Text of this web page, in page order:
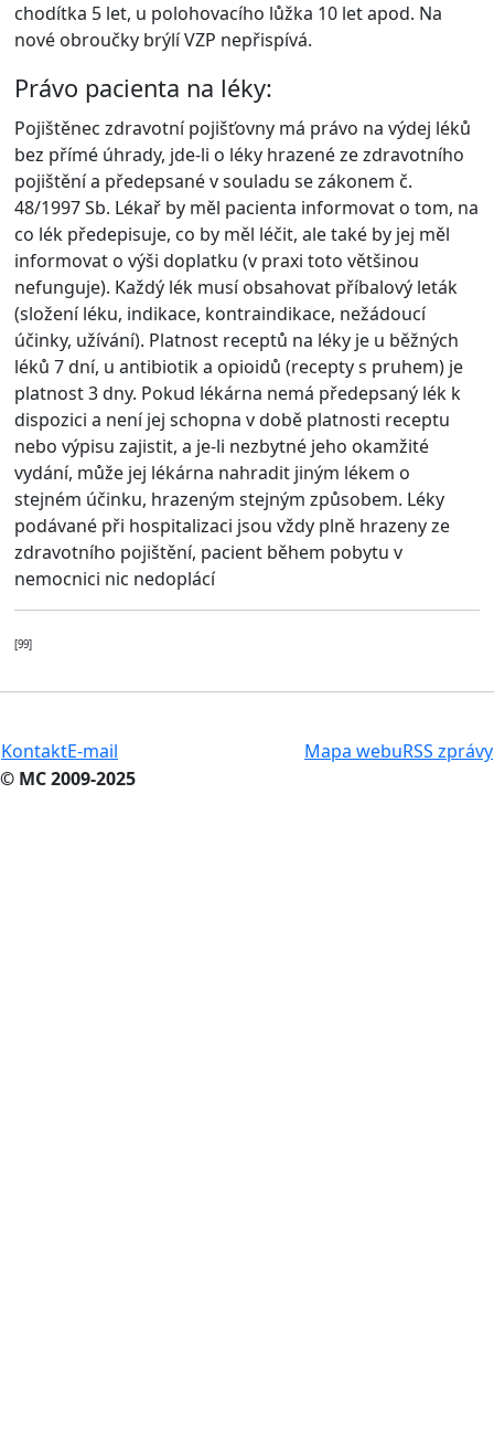
chodítka 5 let, u polohovacího lůžka 10 let apod. Na
nové obroučky brýlí VZP nepřispívá.
Právo pacienta na léky:
Pojištěnec zdravotní pojišťovny má právo na výdej léků
bez přímé úhrady, jde-li o léky hrazené ze zdravotního
pojištění a předepsané v souladu se zákonem č.
48/1997 Sb. Lékař by měl pacienta informovat o tom, na
co lék předepisuje, co by měl léčit, ale také by jej měl
informovat o výši doplatku (v praxi toto většinou
nefunguje). Každý lék musí obsahovat příbalový leták
(složení léku, indikace, kontraindikace, nežádoucí
účinky, užívání). Platnost receptů na léky je u běžných
léků 7 dní, u antibiotik a opioidů (recepty s pruhem) je
platnost 3 dny. Pokud lékárna nemá předepsaný lék k
dispozici a není jej schopna v době platnosti receptu
nebo výpisu zajistit, a je-li nezbytné jeho okamžité
vydání, může jej lékárna nahradit jiným lékem o
stejném účinku, hrazeným stejným způsobem. Léky
podávané při hospitalizaci jsou vždy plně hrazeny ze
zdravotního pojištění, pacient během pobytu v
nemocnici nic nedoplácí
[99]
KontaktE-mail Mapa webuRSS zprávy
© MC 2009-2025